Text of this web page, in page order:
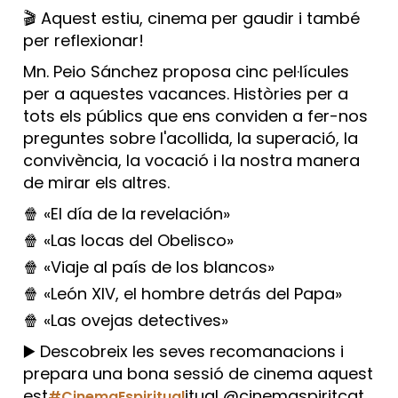
🎬 Aquest estiu, cinema per gaudir i també
per reflexionar!
Mn. Peio Sánchez proposa cinc pel·lícules
per a aquestes vacances. Històries per a
tots els públics que ens conviden a fer-nos
preguntes sobre l'acollida, la superació, la
convivència, la vocació i la nostra manera
de mirar els altres.
🍿 «El día de la revelación»
🍿 «Las locas del Obelisco»
🍿 «Viaje al país de los blancos»
🍿 «León XIV, el hombre detrás del Papa»
🍿 «Las ovejas detectives»
▶️ Descobreix les seves recomanacions i
prepara una bona sessió de cinema aquest